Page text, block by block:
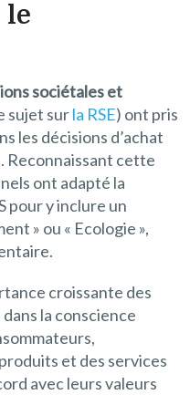
le
sociétales et
sujet surla RSE) ont pris
les décisions d’achat
Reconnaissant cette
ont adapté la
pour y inclure un
» ou « Ecologie »,
croissante des
la conscience
et des services
avec leurs valeurs